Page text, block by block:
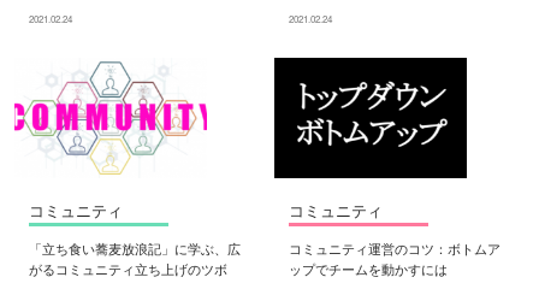
2021.02.24 2021.02.24
コミュニティ
「立ち食い蕎麦放浪記」に学ぶ、広
がるコミュニティ立ち上げのツボ
コミュニティ
コミュニティ運営のコツ：ボトムア
ップでチームを動かすには